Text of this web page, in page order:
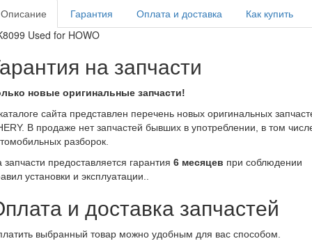
Описание Гарантия Оплата и доставка
Как купить
Used for HOWO
на запчасти
новые оригинальные запчасти!
сайта представлен перечень новых оригинальных
В продаже нет запчастей бывших в употреблении, в том
разборок.
запчасти предоставляется гарантия 6 месяцев при соблюдении
установки и эксплуатации..
и доставка запчастей
выбранный товар можно удобным для вас способом.